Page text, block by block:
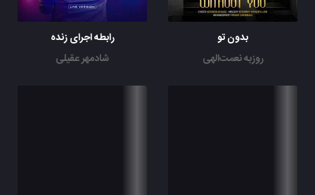
بدون تو
روزبه نعمت‌الهی
رابطه اجرای زنده
شادمهر عقیلی